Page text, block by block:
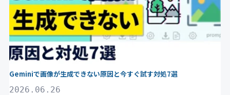
Geminiで画像が生成できない原因と今すぐ試す対処7選
2026.06.26